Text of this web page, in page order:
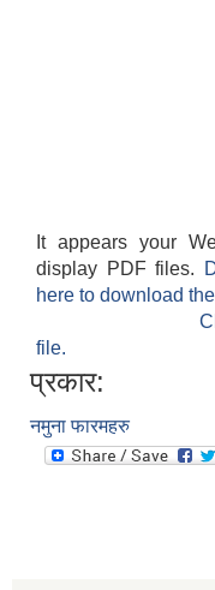
It appears your
display PDF files.
here to download
file.
प्रकार:
नमुना फारमहरु